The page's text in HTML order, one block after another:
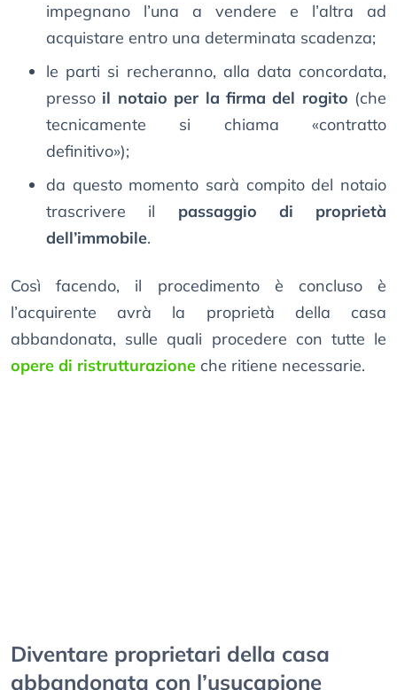
impegnano l’una a vendere e l’altra ad
acquistare entro una determinata scadenza;
le parti si recheranno, alla data concordata,
presso il notaio per la firma del rogito (che
tecnicamente si chiama «contratto
definitivo»);
da questo momento sarà compito del notaio
trascrivere il passaggio di proprietà
dell’immobile.
Così facendo, il procedimento è concluso è
l’acquirente avrà la proprietà della casa
abbandonata, sulle quali procedere con tutte le
opere di ristrutturazione che ritiene necessarie.
Diventare proprietari della casa
abbandonata con l’usucapione